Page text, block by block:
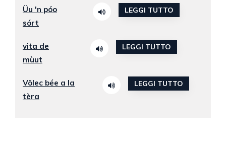
Üu 'n póo
sórt
LEGGI TUTTO
vita de
mùut
LEGGI TUTTO
Völec bée a la
tèra
LEGGI TUTTO